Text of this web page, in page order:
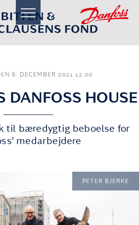
toggle
navigation
6. DECEMBER 2021 12.00
DANFOSS HOUSE
til bæredygtig beboelse for
medarbejdere
PETER BJERKE